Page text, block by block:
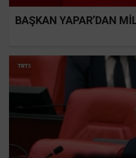
BAŞKAN YAPAR’DAN